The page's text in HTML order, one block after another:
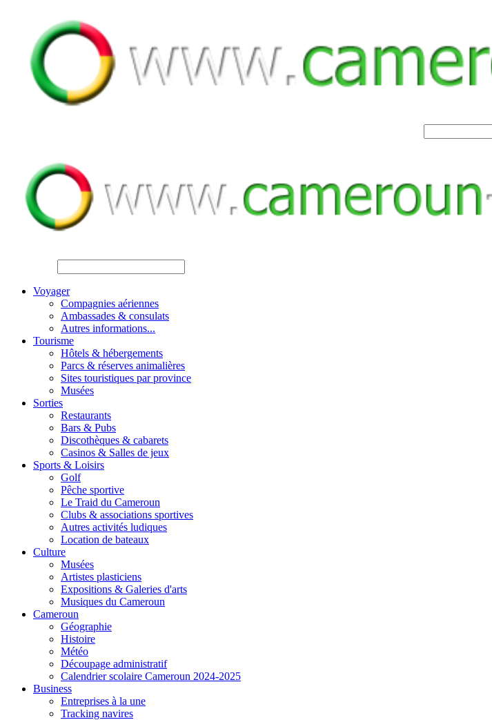
Voyager
Compagnies aériennes
Ambassades & consulats
Autres informations...
Tourisme
Hôtels & hébergements
Parcs & réserves animalières
Sites touristiques par province
Musées
Sorties
Restaurants
Bars & Pubs
Discothèques & cabarets
Casinos & Salles de jeux
Sports & Loisirs
Golf
Pêche sportive
Le Traid du Cameroun
Clubs & associations sportives
Autres activités ludiques
Location de bateaux
Culture
Musées
Artistes plasticiens
Expositions & Galeries d'arts
Musiques du Cameroun
Cameroun
Géographie
Histoire
Météo
Découpage administratif
Calendrier scolaire Cameroun 2024-2025
Business
Entreprises à la une
Tracking navires